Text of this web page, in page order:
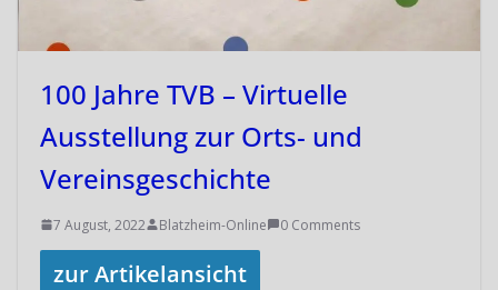
100 Jahre TVB – Virtuelle
Ausstellung zur Orts- und
Vereinsgeschichte
7 August, 2022 Blatzheim-Online 0 Comments
zur Artikelansicht